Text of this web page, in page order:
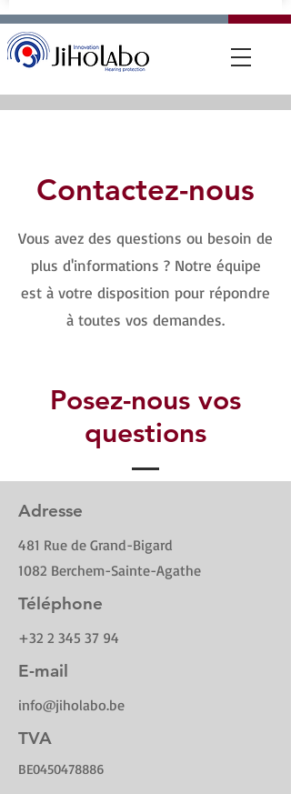
Contactez-nous
Vous avez des questions ou besoin de
plus d'informations ? Notre équipe
est à votre disposition pour répondre
à toutes vos demandes.
Posez-nous vos
questions
Adresse
481 Rue de Grand-Bigard
1082 Berchem-Sainte-Agathe
Téléphone
+32 2 345 37 94
E-mail
info@jiholabo.be
TVA
BE0450478886